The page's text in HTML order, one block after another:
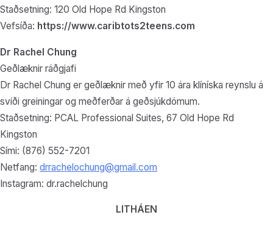
Staðsetning: 120 Old Hope Rd Kingston
Vefsíða: https://www.caribtots2teens.com
Dr Rachel Chung
Geðlæknir ráðgjafi
Dr Rachel Chung er geðlæknir með yfir 10 ára klíníska reynslu á
sviði greiningar og meðferðar á geðsjúkdómum.
Staðsetning: PCAL Professional Suites, 67 Old Hope Rd
Kingston
Sími: (876) 552-7201
Netfang: drrachelochung@gmail.com
Instagram: dr.rachelchung
LITHÁEN